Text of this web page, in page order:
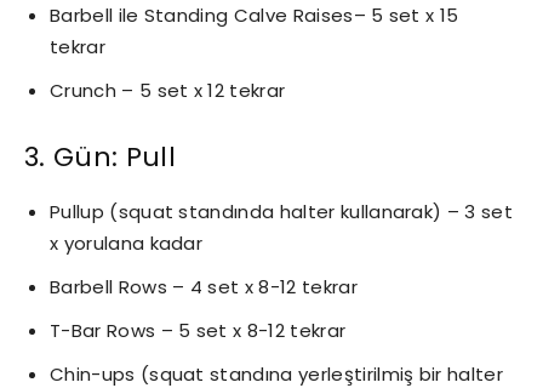
Barbell ile Standing Calve Raises– 5 set x 15
tekrar
Crunch – 5 set x 12 tekrar
3. Gün: Pull
Pullup (squat standında halter kullanarak) – 3 set
x yorulana kadar
Barbell Rows – 4 set x 8-12 tekrar
T-Bar Rows – 5 set x 8-12 tekrar
Chin-ups (squat standına yerleştirilmiş bir halter